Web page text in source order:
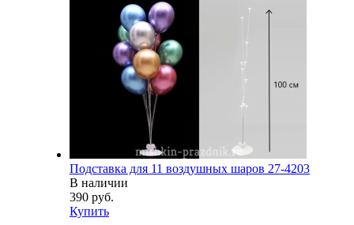
Подставка для 11 воздушных шаров 27-4203
В наличии
390 руб.
Купить